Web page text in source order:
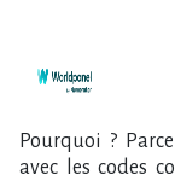
Pourquoi ?
avec les codes